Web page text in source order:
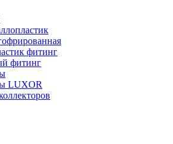
фитинг
фитинг
LUXOR